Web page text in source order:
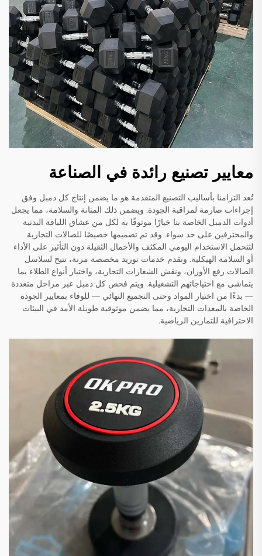
معايير تصنيع رائدة في الصناعة
تُعد التزامنا بأساليب التصنيع المتقدمة هو ما يضمن إنتاج كل دمبل وفق
إجراءات صارمة لمراقبة الجودة. ويضمن ذلك المتانة والسلامة، مما يجعل
أدوات الدمبل الخاصة بنا خيارًا موثوقًا به لكل من عشاق اللياقة البدنية
والمحترفين على حد سواء. وقد تم تصميمها خصيصًا للصالات التجارية
لتتحمل الاستخدام اليومي المكثف والأحمال الثقيلة دون التأثير على الأداء
أو السلامة الهيكلية. ونقدم خدمات توريد مخصصة مرنة، تتيح لسلاسل
الصالات رفع الأوزان، ونقش الشعارات التجارية، واختيار أنواع الطلاء بما
يتماشى مع احتياجاتهم التشغيلية. ويتم فحص كل دمبل عبر مراحل متعددة
— بدءًا من اختيار المواد وحتى التجميع النهائي — للوفاء بمعايير الجودة
الخاصة بالمعدات التجارية، مما يضمن موثوقية طويلة الأمد في البيئات
الاحترافية للتمارين الرياضية.